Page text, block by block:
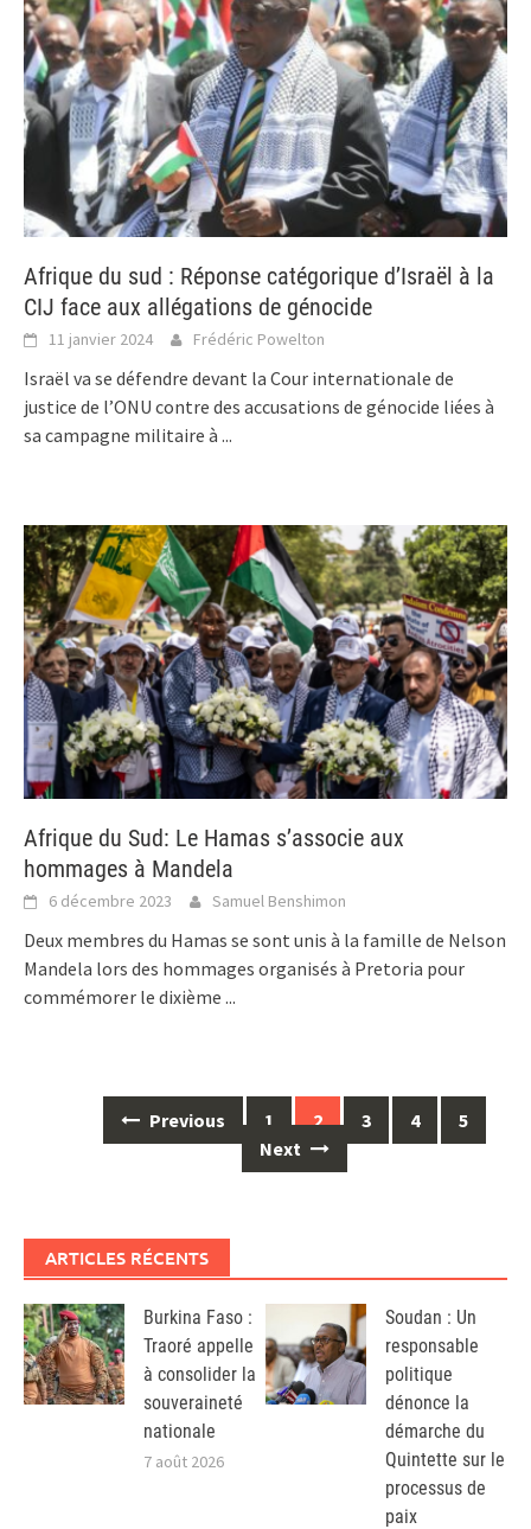
Afrique du sud : Réponse catégorique d’Israël à la
CIJ face aux allégations de génocide
11 janvier 2024 Frédéric Powelton
Israël va se défendre devant la Cour internationale de
justice de l’ONU contre des accusations de génocide liées à
sa campagne militaire à ...
Afrique du Sud: Le Hamas s’associe aux
hommages à Mandela
6 décembre 2023 Samuel Benshimon
Deux membres du Hamas se sont unis à la famille de Nelson
Mandela lors des hommages organisés à Pretoria pour
commémorer le dixième ...
navigation
Previous 1 2 3 4
5
Next
ARTICLES RÉCENTS
Burkina Faso :
Traoré appelle
à consolider la
souveraineté
nationale
7 août 2026
Soudan : Un
responsable
politique
dénonce la
démarche du
Quintette sur le
processus de
paix